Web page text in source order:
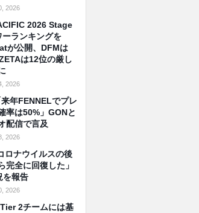
2026
2026 Stage
ーランキングを
が公開、DFMは
は12位の厳し
2026
年FENNELでプレ
率は50%」GONと
配信で言及
2026
ロナウイルスの後
完全に回復した」
を報告
2026
2チームには基